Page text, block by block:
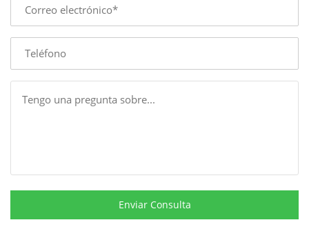
mail
Phone
Message
Enviar Consulta